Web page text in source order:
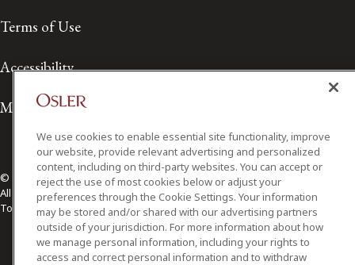
Terms of Use
Accessibility
Media Contact
© 2026 Osler, Hoskin & Harcourt LLP.
All Rights Reserved
Toronto | Montréal | Calgary | Vancouver | Ottawa | New York
We use cookies to enable essential site functionality, improve
our website, provide relevant advertising and personalized
content, including on third-party websites. You can accept or
reject the use of most cookies below or adjust your
preferences through the Cookie Settings. Your information
may be stored and/or shared with our advertising partners
outside of your jurisdiction. For more information about how
we manage personal information, including your rights to
access and correct personal information and to withdraw